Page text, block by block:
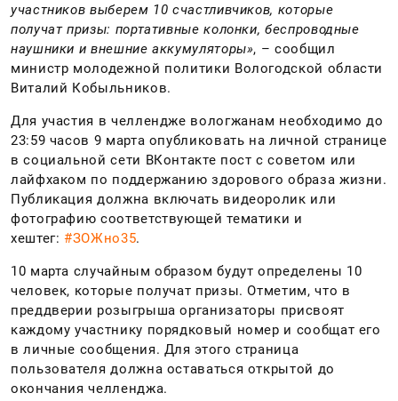
участников выберем 10 счастливчиков, которые
получат призы: портативные колонки, беспроводные
наушники и внешние аккумуляторы», – сообщил
министр молодежной политики Вологодской области
Виталий Кобыльников.
Для участия в челлендже вологжанам необходимо до
23:59 часов 9 марта опубликовать на личной странице
в социальной сети ВКонтакте пост с советом или
лайфхаком по поддержанию здорового образа жизни.
Публикация должна включать видеоролик или
фотографию соответствующей тематики и
хештег:#ЗОЖно35.
10 марта случайным образом будут определены 10
человек, которые получат призы. Отметим, что в
преддверии розыгрыша организаторы присвоят
каждому участнику порядковый номер и сообщат его
в личные сообщения. Для этого страница
пользователя должна оставаться открытой до
окончания челленджа.